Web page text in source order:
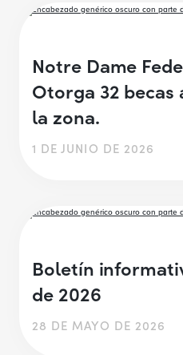
Notre Dame
Otorga 32 becas
la zona.
1 DE JUNIO DE 2026
Boletín
de 2026
28 DE MAYO DE 2026